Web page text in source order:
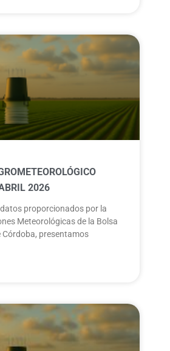
2026
proporcionados por la
Meteorológicas de la Bolsa
Córdoba, presentamos